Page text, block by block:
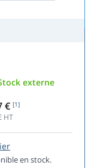
externe
€ [1]
HT
en stock.